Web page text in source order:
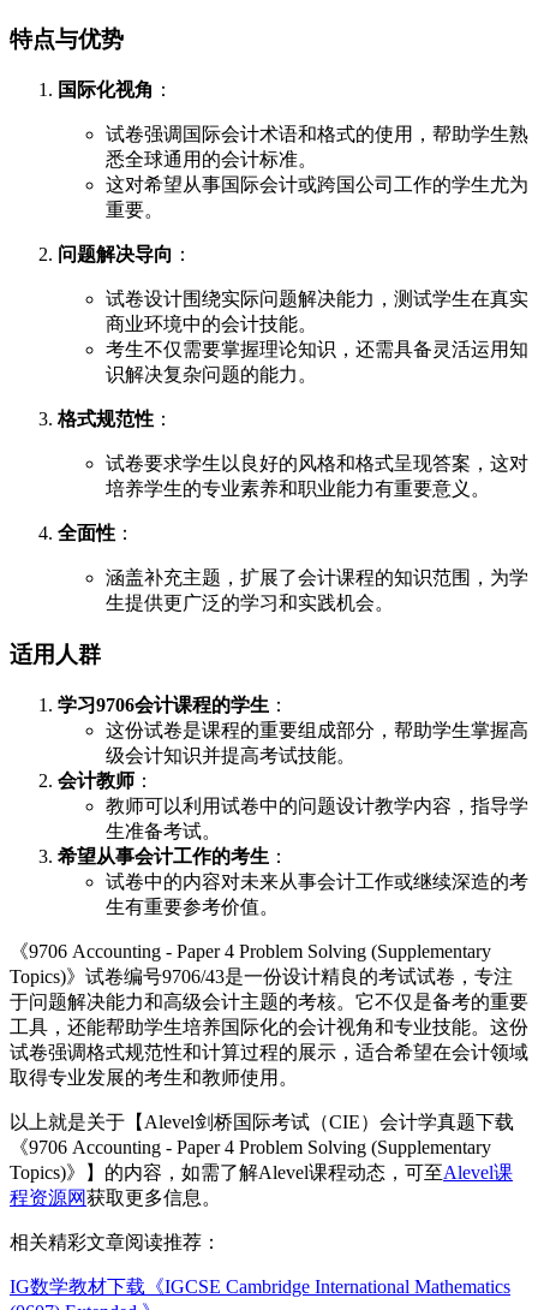
特点与优势
国际化视角 ：
试卷强调国际会计术语和格式的使用，帮助学生熟
悉全球通用的会计标准。
这对希望从事国际会计或跨国公司工作的学生尤为
重要。
问题解决导向 ：
试卷设计围绕实际问题解决能力，测试学生在真实
商业环境中的会计技能。
考生不仅需要掌握理论知识，还需具备灵活运用知
识解决复杂问题的能力。
格式规范性 ：
试卷要求学生以良好的风格和格式呈现答案，这对
培养学生的专业素养和职业能力有重要意义。
全面性 ：
涵盖补充主题，扩展了会计课程的知识范围，为学
生提供更广泛的学习和实践机会。
适用人群
学习9706会计课程的学生 ：
这份试卷是课程的重要组成部分，帮助学生掌握高
级会计知识并提高考试技能。
会计教师 ：
教师可以利用试卷中的问题设计教学内容，指导学
生准备考试。
希望从事会计工作的考生 ：
试卷中的内容对未来从事会计工作或继续深造的考
生有重要参考价值。
《9706 Accounting - Paper 4 Problem Solving (Supplementary
Topics)》试卷编号9706/43是一份设计精良的考试试卷，专注
于问题解决能力和高级会计主题的考核。它不仅是备考的重要
工具，还能帮助学生培养国际化的会计视角和专业技能。这份
试卷强调格式规范性和计算过程的展示，适合希望在会计领域
取得专业发展的考生和教师使用。
以上就是关于【Alevel剑桥国际考试（CIE）会计学真题下载
《9706 Accounting - Paper 4 Problem Solving (Supplementary
Topics)》】的内容，如需了解Alevel课程动态，可至Alevel课
程资源网获取更多信息。
相关精彩文章阅读推荐：
IG数学教材下载《IGCSE Cambridge International Mathematics